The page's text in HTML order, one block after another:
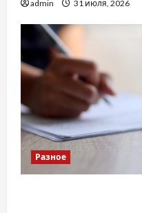
admin 31 июля, 2026
Разное